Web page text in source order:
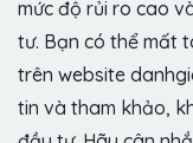
mức độ rủi ro cao
tư. Bạn có thể mất
trên website
tin và tham khảo,